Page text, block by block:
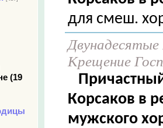
(19
для смеш.
Двунадесятые
Крещение
Корсаков в
мужского